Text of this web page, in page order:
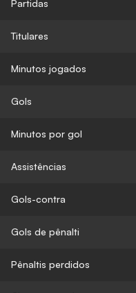
Partidas
Titulares
Minutos jogados
Gols
Minutos por gol
Assistências
Gols-contra
Gols de pênalti
Pênaltis perdidos